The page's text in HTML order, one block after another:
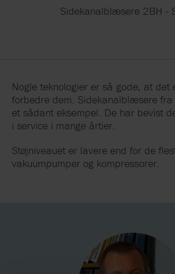
Sidekanalblæsere 2BH -
Nogle teknologier er så gode, at
forbedre dem. Sidekanalblæsere fra
et sådant eksempel. De har bevist
i service i mange årtier.
Støjniveauet er lavere end for de
vakuumpumper og kompressorer.